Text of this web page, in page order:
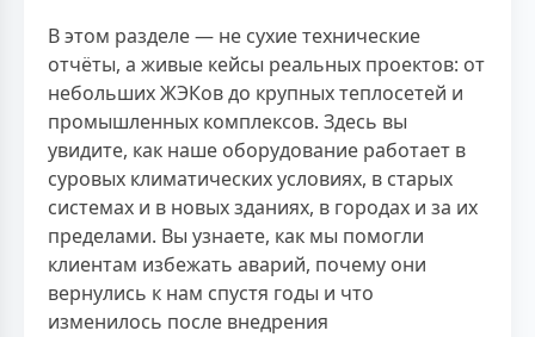
В этом разделе — не сухие технические
отчёты, а живые кейсы реальных проектов: от
небольших ЖЭКов до крупных теплосетей и
промышленных комплексов. Здесь вы
увидите, как наше оборудование работает в
суровых климатических условиях, в старых
системах и в новых зданиях, в городах и за их
пределами. Вы узнаете, как мы помогли
клиентам избежать аварий, почему они
вернулись к нам спустя годы и что
изменилось после внедрения